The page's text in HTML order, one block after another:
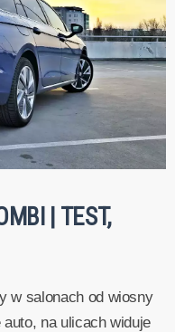
| TEST,
w salonach od wiosny
na ulicach widuje